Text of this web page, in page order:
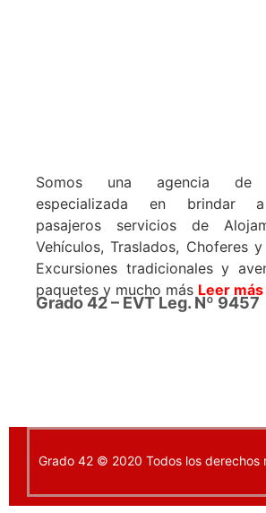
Somos una agencia de
especializada en brindar
pasajeros servicios de
Vehículos, Traslados, Choferes y
Excursiones tradicionales y
paquetes y mucho más Leer más
Grado 42 – EVT Leg. Nº 9457
Grado 42 © 2020 Todos los derechos